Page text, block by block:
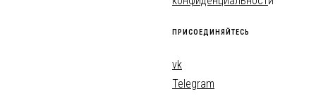
ПРИСОЕДИНЯЙТЕСЬ
vk
Telegram